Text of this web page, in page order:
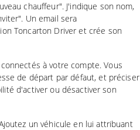
chauffeur". J'indique son nom,
Un email sera
Toncarton Driver et crée son
à votre compte. Vous
de départ par défaut, et préciser
d'activer ou désactiver son
un véhicule en lui attribuant